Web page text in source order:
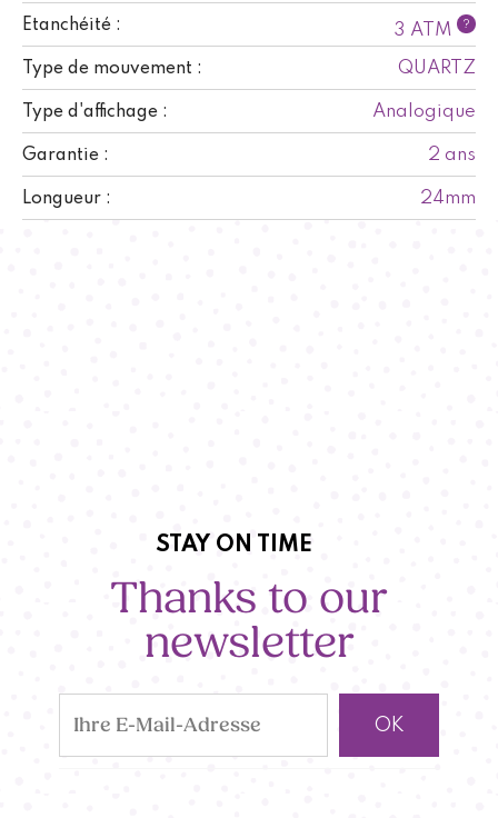
Etanchéité : 3 ATM ?
Type de mouvement : QUARTZ
Type d'affichage : Analogique
Garantie : 2 ans
Longueur : 24mm
STAY ON TIME
Thanks to our
newsletter